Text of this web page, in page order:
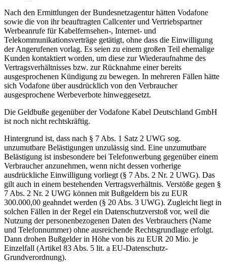
Nach den Ermittlungen der Bundesnetzagentur hätten Vodafone
sowie die von ihr beauftragten Callcenter und Vertriebspartner
Werbeanrufe für Kabelfernsehen-, Internet- und
Telekommunikationsverträge getätigt, ohne dass die Einwilligung
der Angerufenen vorlag. Es seien zu einem großen Teil ehemalige
Kunden kontaktiert worden, um diese zur Wiederaufnahme des
Vertragsverhältnisses bzw. zur Rücknahme einer bereits
ausgesprochenen Kündigung zu bewegen. In mehreren Fällen hätte
sich Vodafone über ausdrücklich von den Verbraucher
ausgesprochene Werbeverbote hinweggesetzt.
Die Geldbuße gegenüber der Vodafone Kabel Deutschland GmbH
ist noch nicht rechtskräftig.
Hintergrund ist, dass nach § 7 Abs. 1 Satz 2 UWG sog.
unzumutbare Belästigungen unzulässig sind. Eine unzumutbare
Belästigung ist insbesondere bei Telefonwerbung gegenüber einem
Verbraucher anzunehmen, wenn nicht dessen vorherige
ausdrückliche Einwilligung vorliegt (§ 7 Abs. 2 Nr. 2 UWG). Das
gilt auch in einem bestehenden Vertragsverhältnis. Verstöße gegen §
7 Abs. 2 Nr. 2 UWG können mit Bußgeldern bis zu EUR
300.000,00 geahndet werden (§ 20 Abs. 3 UWG). Zugleicht liegt in
solchen Fällen in der Regel ein Datenschutzverstoß vor, weil die
Nutzung der personenbezogenen Daten des Verbrauchers (Name
und Telefonnummer) ohne ausreichende Rechtsgrundlage erfolgt.
Dann drohen Bußgelder in Höhe von bis zu EUR 20 Mio. je
Einzelfall (Artikel 83 Abs. 5 lit. a EU-Datenschutz-
Grundverordnung).